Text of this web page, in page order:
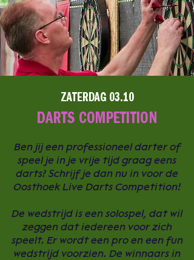
ZATERDAG 03.10
DARTS COMPETITION
Ben jij een professioneel darter of
speel je in je vrije tijd graag eens
darts? Schrijf je dan nu in voor de
Oosthoek Live Darts Competition!
De wedstrijd is een solospel, dat wil
zeggen dat iedereen voor zich
speelt. Er wordt een pro en een fun
wedstrijd voorzien. De winnaars in